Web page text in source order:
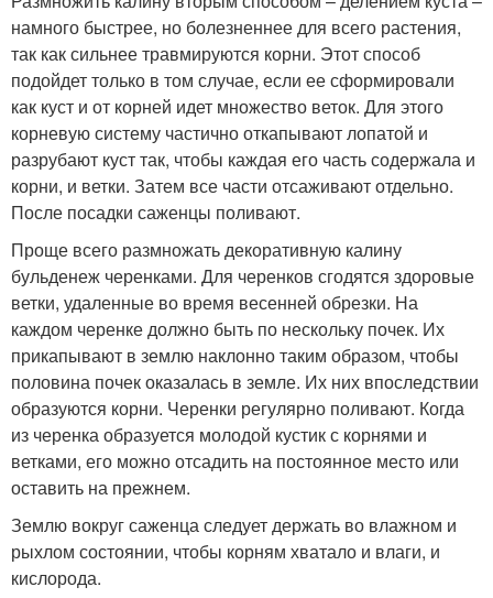
намного быстрее, но болезненнее для всего растения,
так как сильнее травмируются корни. Этот способ
подойдет только в том случае, если ее сформировали
как куст и от корней идет множество веток. Для этого
корневую систему частично откапывают лопатой и
разрубают куст так, чтобы каждая его часть содержала и
корни, и ветки. Затем все части отсаживают отдельно.
После посадки саженцы поливают.
Проще всего размножать декоративную калину
бульденеж черенками. Для черенков сгодятся здоровые
ветки, удаленные во время весенней обрезки. На
каждом черенке должно быть по нескольку почек. Их
прикапывают в землю наклонно таким образом, чтобы
половина почек оказалась в земле. Их них впоследствии
образуются корни. Черенки регулярно поливают. Когда
из черенка образуется молодой кустик с корнями и
ветками, его можно отсадить на постоянное место или
оставить на прежнем.
Землю вокруг саженца следует держать во влажном и
рыхлом состоянии, чтобы корням хватало и влаги, и
кислорода.